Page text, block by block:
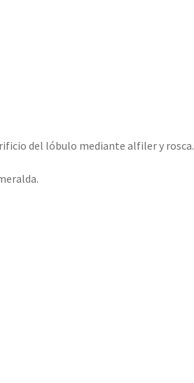
del lóbulo mediante alfiler y rosca.